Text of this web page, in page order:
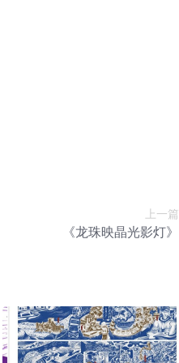
上一篇
《龙珠映晶光影灯》